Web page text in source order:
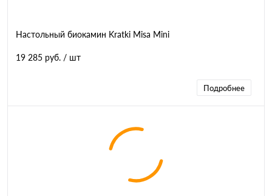
Настольный биокамин Kratki Misa Mini
19 285 руб. / шт
Подробнее